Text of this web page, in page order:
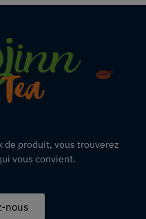
de produit, vous trouverez
vous convient.
nous